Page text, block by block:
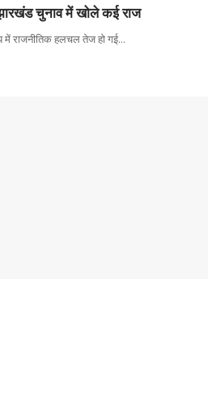
चुनाव में खोले कई राज
में राजनीतिक हलचल तेज हो गई…